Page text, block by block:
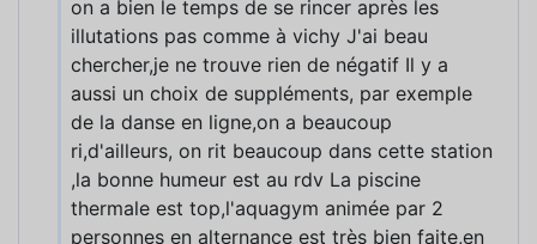
on a bien le temps de se rincer après les
illutations pas comme à vichy J'ai beau
chercher,je ne trouve rien de négatif Il y a
aussi un choix de suppléments, par exemple
de la danse en ligne,on a beaucoup
ri,d'ailleurs, on rit beaucoup dans cette station
,la bonne humeur est au rdv La piscine
thermale est top,l'aquagym animée par 2
personnes en alternance est très bien faite,en